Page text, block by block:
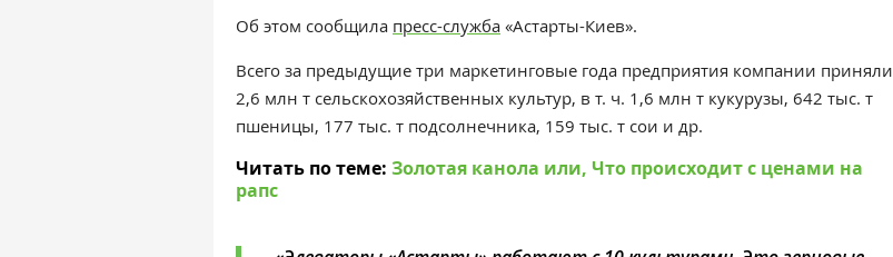
Об этом сообщила пресс-служба «Астарты-Киев».
Всего за предыдущие три маркетинговые года предприятия компании приняли
2,6 млн т сельскохозяйственных культур, в т. ч. 1,6 млн т кукурузы, 642 тыс. т
пшеницы, 177 тыс. т подсолнечника, 159 тыс. т сои и др.
Читать по теме: Золотая канола или, Что происходит с ценами на
рапс